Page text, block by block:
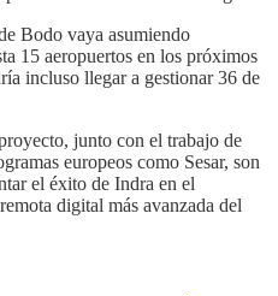
Bodo vaya asumiendo
15 aeropuertos en los próximos
incluso llegar a gestionar 36 de
junto con el trabajo de
europeos como Sesar, son
el éxito de Indra en el
digital más avanzada del